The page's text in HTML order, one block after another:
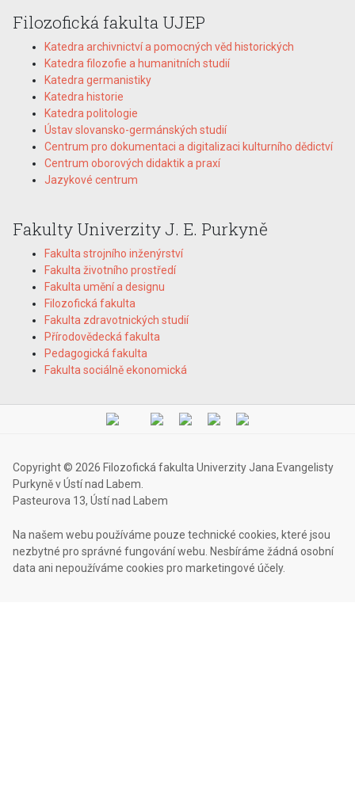
Filozofická fakulta UJEP
Katedra archivnictví a pomocných věd historických
Katedra filozofie a humanitních studií
Katedra germanistiky
Katedra historie
Katedra politologie
Ústav slovansko-germánských studií
Centrum pro dokumentaci a digitalizaci kulturního dědictví
Centrum oborových didaktik a praxí
Jazykové centrum
Fakulty Univerzity J. E. Purkyně
Fakulta strojního inženýrství
Fakulta životního prostředí
Fakulta umění a designu
Filozofická fakulta
Fakulta zdravotnických studií
Přírodovědecká fakulta
Pedagogická fakulta
Fakulta sociálně ekonomická
Copyright © 2026 Filozofická fakulta Univerzity Jana Evangelisty
Purkyně v Ústí nad Labem.
Pasteurova 13, Ústí nad Labem
Na našem webu používáme pouze technické cookies, které jsou
nezbytné pro správné fungování webu. Nesbíráme žádná osobní
data ani nepoužíváme cookies pro marketingové účely.